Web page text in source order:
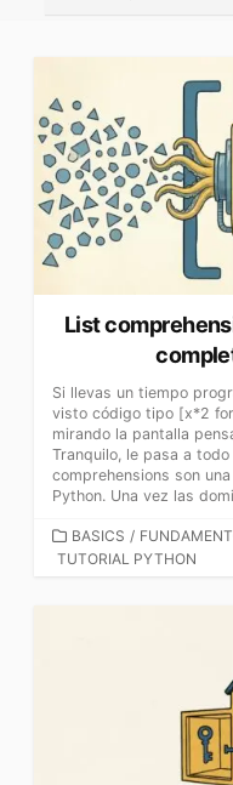
List
Si llevas un tiempo
visto código tipo [x*2
mirando la pantalla
Tranquilo, le pasa a
comprehensions son
Python. Una vez las
CATEGORÍAS
BASICS /
TUTORIAL PYTHON